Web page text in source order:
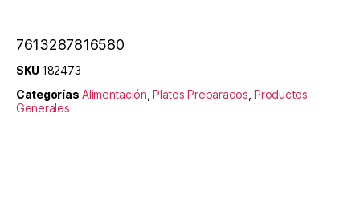
7613287816580
SKU 182473
Categorías Alimentación ,Platos Preparados ,Productos
Generales